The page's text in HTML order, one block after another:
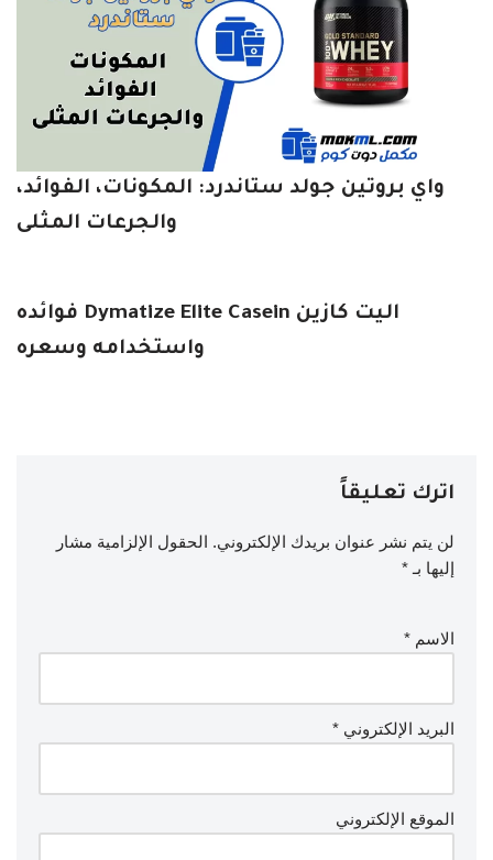
واي بروتين جولد ستاندرد: المكونات، الفوائد،
والجرعات المثلى
اليت كازين Dymatize Elite Casein فوائده
واستخدامه وسعره
اترك تعليقاً
لن يتم نشر عنوان بريدك الإلكتروني. الحقول الإلزامية مشار
إليها بـ *
الاسم *
البريد الإلكتروني *
الموقع الإلكتروني